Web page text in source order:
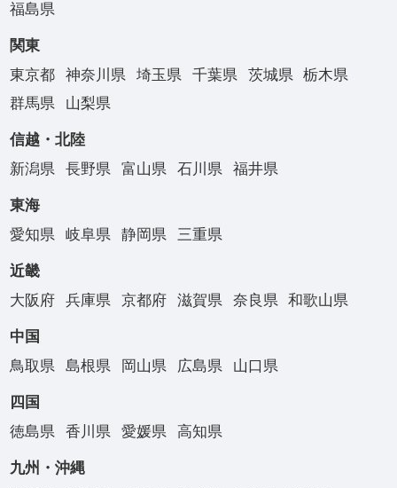
福島県
関東
東京都
神奈川県 埼玉県 千葉県 茨城県
栃木県
群馬県
山梨県
信越・北陸
新潟県
長野県 富山県 石川県 福井県
東海
愛知県
岐阜県 静岡県 三重県
近畿
大阪府
兵庫県 京都府 滋賀県 奈良県 和歌山県
中国
鳥取県
島根県 岡山県 広島県 山口県
四国
徳島県
香川県 愛媛県 高知県
九州・沖縄